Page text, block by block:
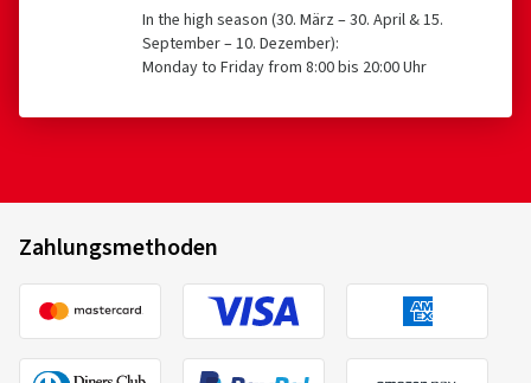
In the high season (30. März – 30. April & 15.
September – 10. Dezember):
Monday to Friday from 8:00 bis 20:00 Uhr
Zahlungsmethoden